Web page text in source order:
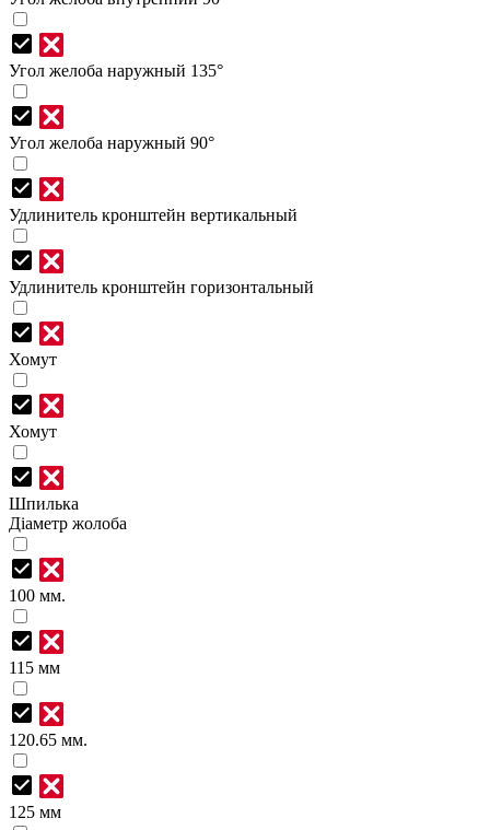
Угол желоба наружный 135°
Угол желоба наружный 90°
Удлинитель кронштейн вертикальный
Удлинитель кронштейн горизонтальный
Хомут
Хомут
Шпилька
Діаметр жолоба
100 мм.
115 мм
120.65 мм.
125 мм